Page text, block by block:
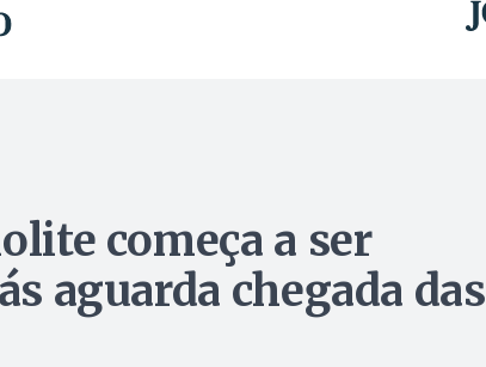
começa a ser
aguarda chegada das